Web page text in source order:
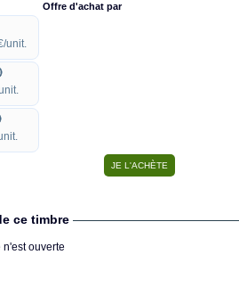
unit.
Offre d'achat par
ce timbre
ouverte